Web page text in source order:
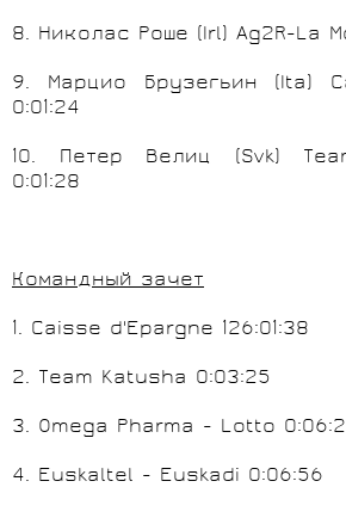
8. Николас Роше (Irl) Ag2R-La
9. Марцио Брузегьин (Ita)
0:01:24
10. Петер Велиц
(Svk)
0:01:28
Командный зачет
1. Caisse d'Epargne 126:01:38
2. Team Katusha 0:03:25
3. Omega Pharma - Lotto
4. Euskaltel - Euskadi 0:06:56